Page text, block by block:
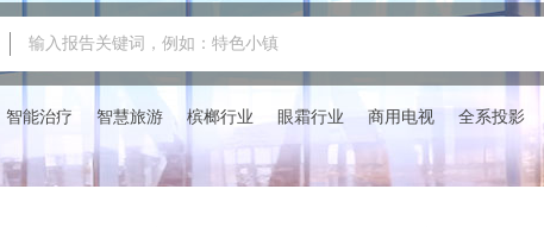
输入报告关键词，例如：特色小镇
智能治疗 智慧旅游 槟榔行业 眼霜行业 商用电视 全系投影